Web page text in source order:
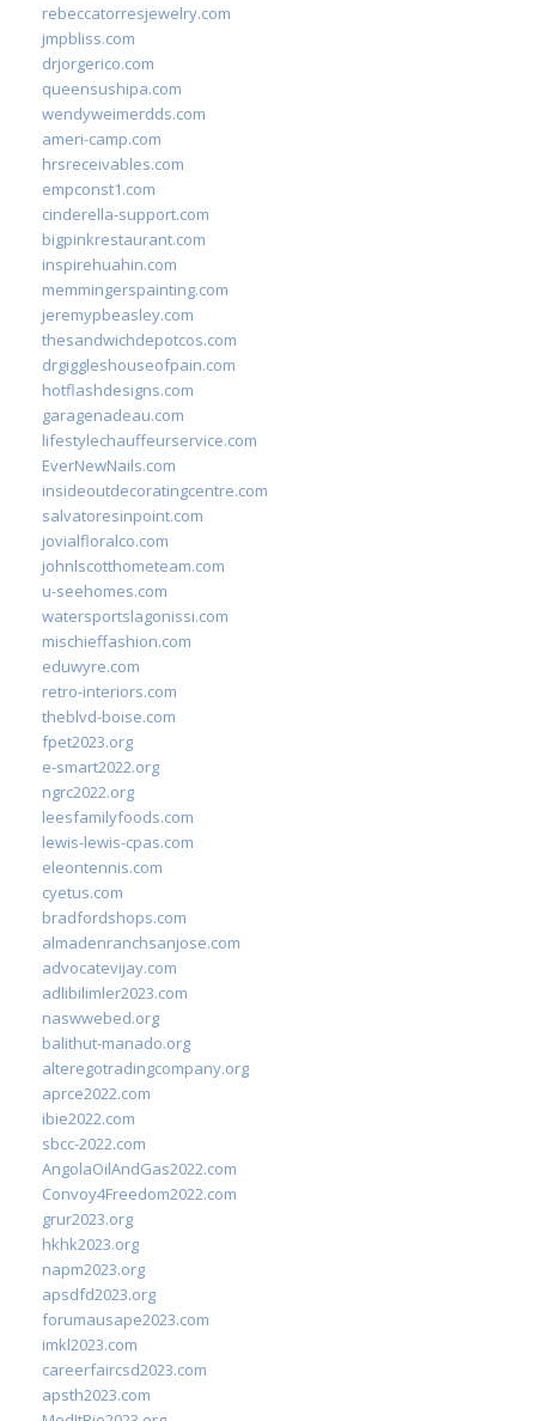
rebeccatorresjewelry.com
jmpbliss.com
drjorgerico.com
queensushipa.com
wendyweimerdds.com
ameri-camp.com
hrsreceivables.com
empconst1.com
cinderella-support.com
bigpinkrestaurant.com
inspirehuahin.com
memmingerspainting.com
jeremypbeasley.com
thesandwichdepotcos.com
drgiggleshouseofpain.com
hotflashdesigns.com
garagenadeau.com
lifestylechauffeurservice.com
EverNewNails.com
insideoutdecoratingcentre.com
salvatoresinpoint.com
jovialfloralco.com
johnlscotthometeam.com
u-seehomes.com
watersportslagonissi.com
mischieffashion.com
eduwyre.com
retro-interiors.com
theblvd-boise.com
fpet2023.org
e-smart2022.org
ngrc2022.org
leesfamilyfoods.com
lewis-lewis-cpas.com
eleontennis.com
cyetus.com
bradfordshops.com
almadenranchsanjose.com
advocatevijay.com
adlibilimler2023.com
naswwebed.org
balithut-manado.org
alteregotradingcompany.org
aprce2022.com
ibie2022.com
sbcc-2022.com
AngolaOilAndGas2022.com
Convoy4Freedom2022.com
grur2023.org
hkhk2023.org
napm2023.org
apsdfd2023.org
forumausape2023.com
imkl2023.com
careerfaircsd2023.com
apsth2023.com